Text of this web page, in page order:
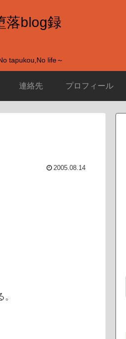
落blog録
tapukou,No life～
連絡先 プロフィール
2005.08.14